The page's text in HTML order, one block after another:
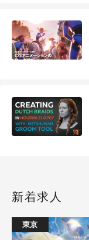
新着求人
東京